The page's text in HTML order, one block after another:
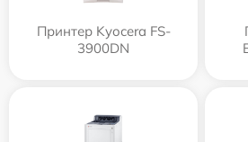
Принтер Kyocera FS-
3900DN